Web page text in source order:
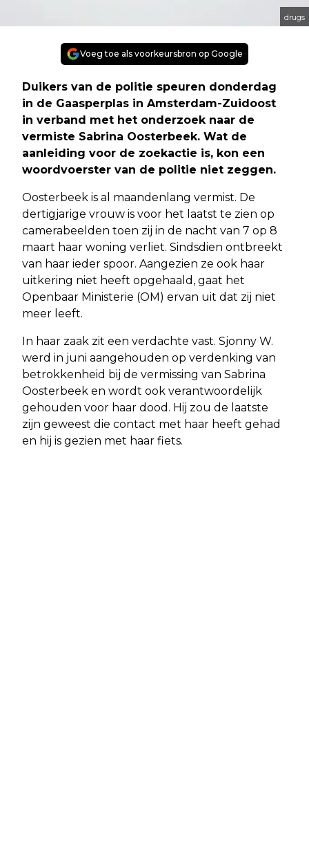
drugs
Voeg toe als voorkeursbron op Google
Duikers van de politie speuren donderdag
in de Gaasperplas in Amsterdam-Zuidoost
in verband met het onderzoek naar de
vermiste Sabrina Oosterbeek. Wat de
aanleiding voor de zoekactie is, kon een
woordvoerster van de politie niet zeggen.
Oosterbeek is al maandenlang vermist. De
dertigjarige vrouw is voor het laatst te zien op
camerabeelden toen zij in de nacht van 7 op 8
maart haar woning verliet. Sindsdien ontbreekt
van haar ieder spoor. Aangezien ze ook haar
uitkering niet heeft opgehaald, gaat het
Openbaar Ministerie (OM) ervan uit dat zij niet
meer leeft.
In haar zaak zit een verdachte vast. Sjonny W.
werd in juni aangehouden op verdenking van
betrokkenheid bij de vermissing van Sabrina
Oosterbeek en wordt ook verantwoordelijk
gehouden voor haar dood. Hij zou de laatste
zijn geweest die contact met haar heeft gehad
en hij is gezien met haar fiets.